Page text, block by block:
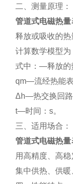
二、测量原理：
管道式电磁热量
释放或吸收的
计算数学模型
式中：—释放的
qm—流经热能
Δh—热交换回路
t—时间：s。
三、适用场合：
管道式电磁热量
用高精度、高
集中供热、供